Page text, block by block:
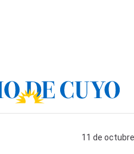
11 de